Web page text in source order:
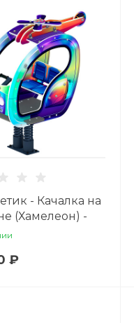
- Качалка на
(Хамелеон) -
02
₽